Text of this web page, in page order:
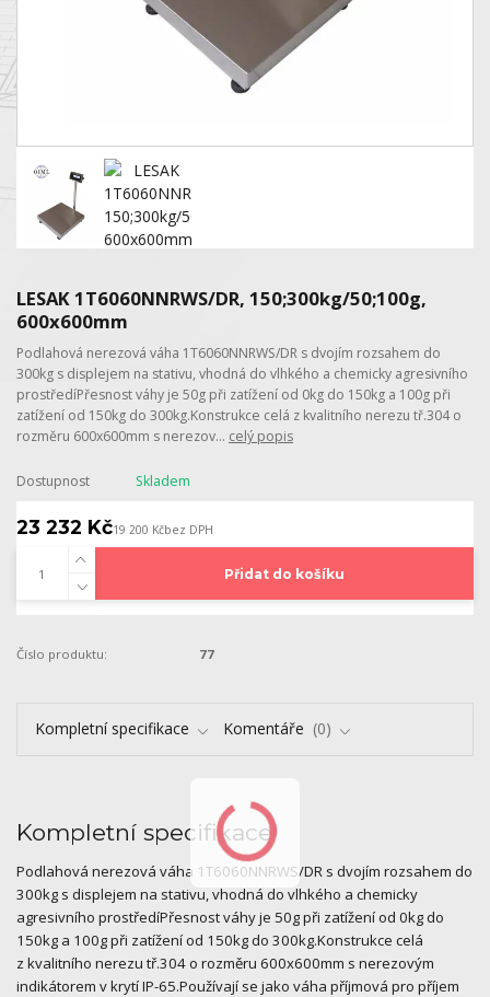
LESAK 1T6060NNRWS/DR, 150;300kg/50;100g,
600x600mm
Podlahová nerezová váha 1T6060NNRWS/DR s dvojím rozsahem do
300kg s displejem na stativu, vhodná do vlhkého a chemicky agresivního
prostředíPřesnost váhy je 50g při zatížení od 0kg do 150kg a 100g při
zatížení od 150kg do 300kg.Konstrukce celá z kvalitního nerezu tř.304 o
rozměru 600x600mm s nerezov... celý popis
Dostupnost Skladem
23 232 Kč19 200 Kčbez DPH
Přidat do košíku
Číslo produktu: 77
Kompletní specifikace Komentáře 0
Kompletní specifikace
Podlahová nerezová váha 1T6060NNRWS/DR s dvojím rozsahem do
300kg s displejem na stativu, vhodná do vlhkého a chemicky
agresivního prostředíPřesnost váhy je 50g při zatížení od 0kg do
150kg a 100g při zatížení od 150kg do 300kg.Konstrukce celá
z kvalitního nerezu tř.304 o rozměru 600x600mm s nerezovým
indikátorem v krytí IP-65.Používají se jako váha příjmová pro příjem